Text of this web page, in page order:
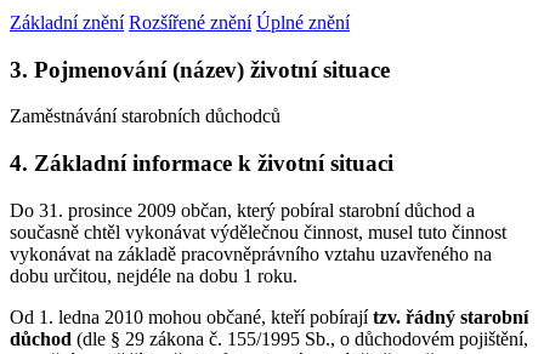
Základní znění Rozšířené znění Úplné znění
3. Pojmenování (název) životní situace
Zaměstnávání starobních důchodců
4. Základní informace k životní situaci
Do 31. prosince 2009 občan, který pobíral starobní důchod a
současně chtěl vykonávat výdělečnou činnost, musel tuto činnost
vykonávat na základě pracovněprávního vztahu uzavřeného na
dobu určitou, nejdéle na dobu 1 roku.
Od 1. ledna 2010 mohou občané, kteří pobírajítzv. řádný starobní
důchod (dle § 29 zákona č. 155/1995 Sb., o důchodovém pojištění,